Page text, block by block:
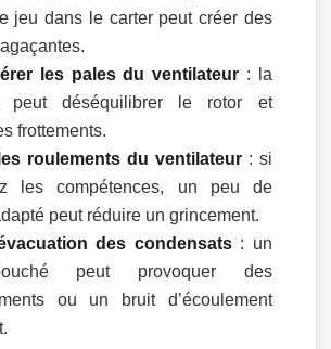
jeu dans le carter peut créer des
les pales du ventilateur : la
peut déséquilibrer le rotor et
frottements.
roulements du ventilateur: si
les compétences, un peu de
peut réduire un grincement.
des condensats: un
peut provoquer des
ou un bruit d’écoulement